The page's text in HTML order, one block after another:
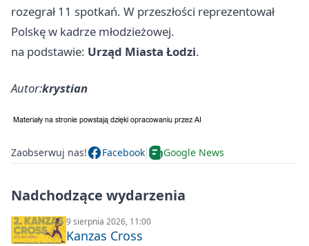
rozegrał 11 spotkań. W przeszłości reprezentował
Polskę w kadrze młodzieżowej.
na podstawie: Urząd Miasta Łodzi.
Autor:krystian
Zaobserwuj nas! Facebook Google News
Nadchodzące wydarzenia
9 sierpnia 2026, 11:00
Kanzas Cross